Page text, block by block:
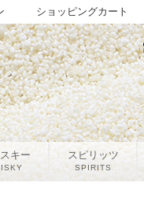
キー スピリッツ
SPIRITS
ショッピングカート